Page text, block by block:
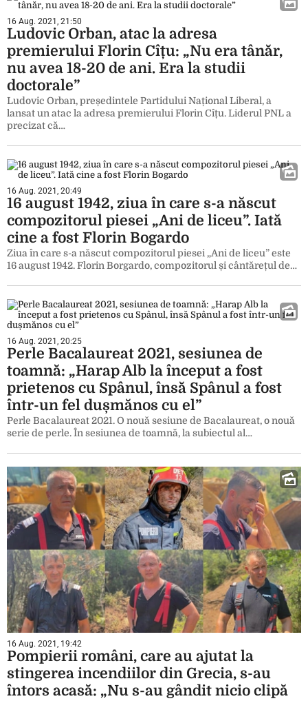
16 Aug. 2021, 21:50
Ludovic Orban, atac la adresa
premierului Florin Cîțu: „Nu era tânăr,
nu avea 18-20 de ani. Era la studii
doctorale”
Ludovic Orban, președintele Partidului Național Liberal, a
lansat un atac la adresa premierului Florin Cîțu. Liderul PNL a
precizat că…
16 Aug. 2021, 20:49
16 august 1942, ziua în care s-a născut
compozitorul piesei „Ani de liceu”. Iată
cine a fost Florin Bogardo
Ziua în care s-a născut compozitorul piesei „Ani de liceu” este
16 august 1942. Florin Borgardo, compozitorul și cântărețul de…
16 Aug. 2021, 20:25
Perle Bacalaureat 2021, sesiunea de
toamnă: „Harap Alb la început a fost
prietenos cu Spânul, însă Spânul a fost
într-un fel dușmănos cu el”
Perle Bacalaureat 2021. O nouă sesiune de Bacalaureat, o nouă
serie de perle. În sesiunea de toamnă, la subiectul al…
16 Aug. 2021, 19:42
Pompierii români, care au ajutat la
stingerea incendiilor din Grecia, s-au
întors acasă: „Nu s-au gândit nicio clipă